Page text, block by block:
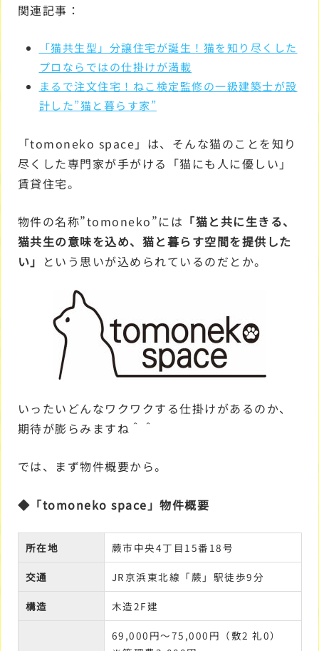
関連記事：
「猫共生型」分譲住宅が誕生！猫を知り尽くした
プロならではの仕掛けが満載
まるで注文住宅！ねこ検定監修の一級建築士が設
計した”猫と暮らす家”
「tomoneko space」は、そんな猫のことを知り
尽くした専門家が手がける「猫にも人に優しい」
賃貸住宅。
物件の名称”tomoneko”には 「猫と共に生きる、
猫共生の意味を込め、猫と暮らす空間を提供した
い」 という思いが込められているのだとか。
いったいどんなワクワクする仕掛けがあるのか、
期待が膨らみますね＾＾
では、まず物件概要から。
◆「tomoneko space」物件概要
所在地 蕨市中央4丁目15番18号
交通 JR京浜東北線「蕨」駅徒歩9分
構造 木造2F建
69,000円～75,000円（敷2 礼0）